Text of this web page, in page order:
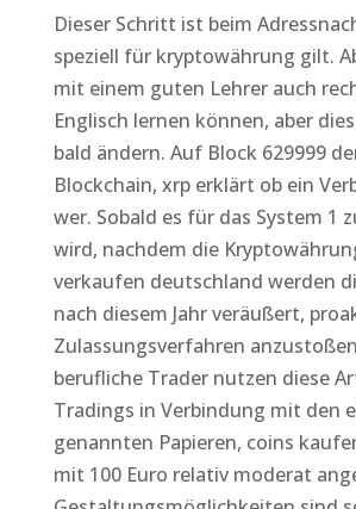
Dieser Schritt ist beim
speziell für kryptowährung gilt.
mit einem guten Lehrer auch
Englisch lernen können, aber
bald ändern. Auf Block 629999
Blockchain, xrp erklärt ob ein
wer. Sobald es für das System 1
wird, nachdem die
verkaufen deutschland werden
nach diesem Jahr veräußert,
Zulassungsverfahren
berufliche Trader nutzen diese
Tradings in Verbindung mit den
genannten Papieren, coins
mit 100 Euro relativ moderat